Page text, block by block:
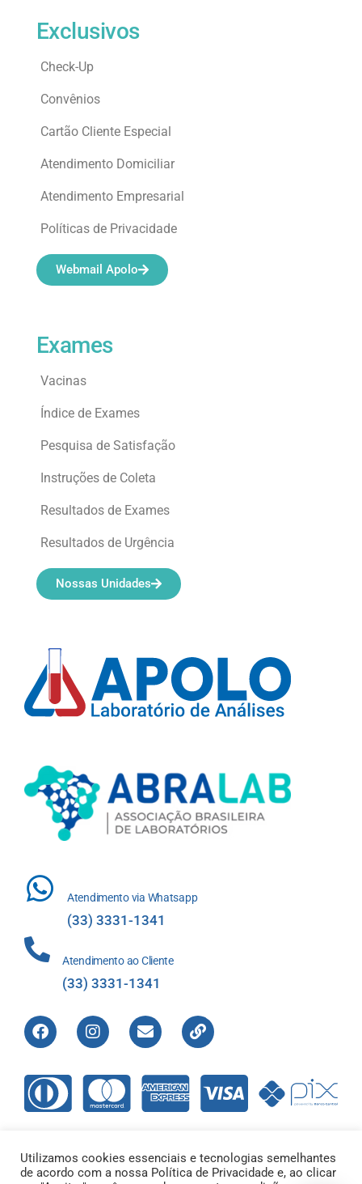
Atendimento via Whatsapp
(33) 3331-1341
Atendimento ao Cliente
(33) 3331-1341
Exames
Vacinas
Índice de Exames
Pesquisa de Satisfação
Instruções de Coleta
Resultados de Exames
Resultados de Urgência
Nossas Unidades
Exclusivos
Check-Up
Convênios
Cartão Cliente Especial
Atendimento Domiciliar
Atendimento Empresarial
Políticas de Privacidade
Webmail Apolo
Utilizamos cookies essenciais e tecnologias semelhantes
de acordo com a nossa Política de Privacidade e, ao clicar